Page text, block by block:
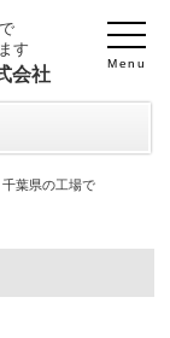
Menu
す
会社
千葉県の工場で